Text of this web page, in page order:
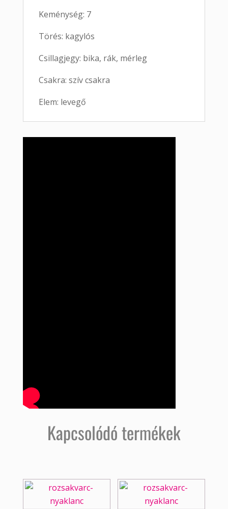
Keménység: 7
Törés: kagylós
Csillagjegy: bika, rák, mérleg
Csakra: szív csakra
Elem: levegő
Kapcsolódó termékek